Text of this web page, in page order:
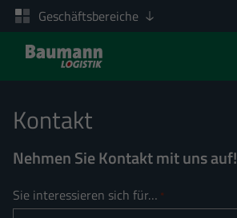
Geschäftsbereiche
Kontakt
Nehmen Sie Kontakt mit uns auf!
Sie interessieren sich für… *